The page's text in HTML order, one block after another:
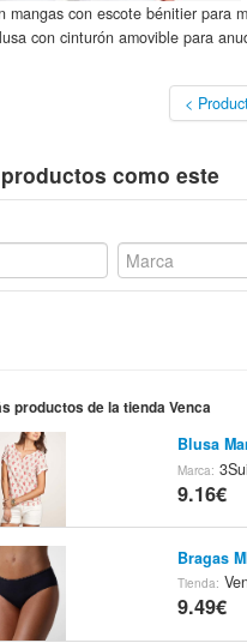
mangas con escote bénitier para
con cinturón amovible para
<
como este
productos de la tienda Venca
Blusa
Marca:
9.16€
Bragas
Tienda:
9.49€